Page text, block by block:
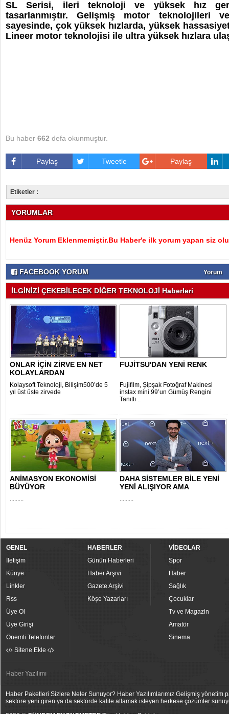
SL Serisi, ileri teknoloji ve yüksek hız
tasarlanmıştır. Gelişmiş motor teknolojileri
sayesinde, çok yüksek hızlarda, yüksek
Lineer motor teknolojisi ile ultra yüksek hızlara
Bu haber 662 defa okunmuştur.
Paylaş Tweetle Paylaş
Etiketler :
YORUMLAR
Henüz Yorum Eklenmemiştir.Bu Haber'e ilk yorum yapan siz
FACEBOOK YORUM Yorum
İLGİNİZİ ÇEKEBİLECEK DİĞER TEKNOLOJİ Haberleri
ONLAR İÇİN ZİRVE EN NET
KOLAYLARDAN
Kolaysoft Teknoloji, Bilişim500’de 5
yıl üst üste zirvede
FUJİTSU'DAN YENİ RENK
Fujifilm, Şipşak Fotoğraf Makinesi
instax mini 99’un Gümüş Rengini
Tanıttı ..
ANİMASYON EKONOMİSİ
BÜYÜYOR
.........
DAHA SİSTEMLER BİLE YENİ
YENİ ALIŞIYOR AMA
.........
GENEL
İletişim
Künye
Linkler
Rss
Üye Ol
Üye Girişi
Önemli Telefonlar
Sitene Ekle
HABERLER
Günün Haberleri
Haber Arşivi
Gazete Arşivi
Köşe Yazarları
VİDEOLAR
Spor
Haber
Sağlık
Çocuklar
Tv ve Magazin
Amatör
Sinema
Haber Yazılımı
Haber Paketleri Sizlere Neler Sunuyor? Haber Yazılımlarımız Gelişmiş
sektöre yeni giren ya da sektörde kalite atlamak isteyen herkese çözümler